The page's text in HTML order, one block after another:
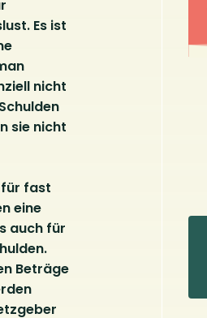
Es ist
nicht
sie nicht
für fast
eine
auch für
Beträge